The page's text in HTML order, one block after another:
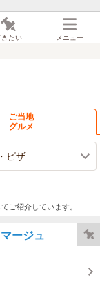
きたい メニュー
ご当地
グルメ
ピザ
ご紹介しています。
ージュ